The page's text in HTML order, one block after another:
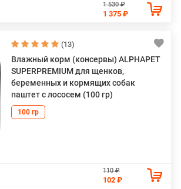
1 530 ₽
1 375 ₽
(13)
Влажный корм (консервы) ALPHAPET
SUPERPREMIUM для щенков,
беременных и кормящих собак
паштет с лососем (100 гр)
100 гр
110 ₽
102 ₽